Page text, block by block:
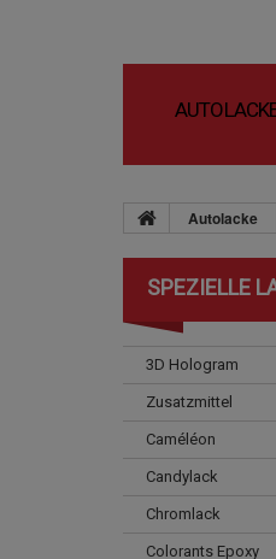
Autolacke
SPEZIELLE
3D Hologram
Zusatzmittel
Caméléon
Candylack
Chromlack
Colorants Epoxy